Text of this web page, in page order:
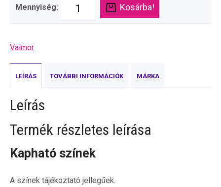
Mennyiség: Kosárba!
Valmor
LEÍRÁS TOVÁBBI INFORMÁCIÓK MÁRKA
Leírás
Termék részletes leírása
Kapható színek
A színek tájékoztató jellegűek.